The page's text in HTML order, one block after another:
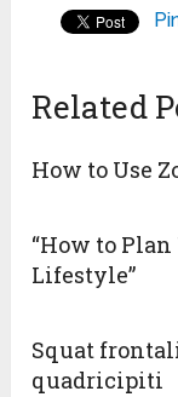
Related
How to Use
“How to
Lifestyle”
Squat
quadricipiti